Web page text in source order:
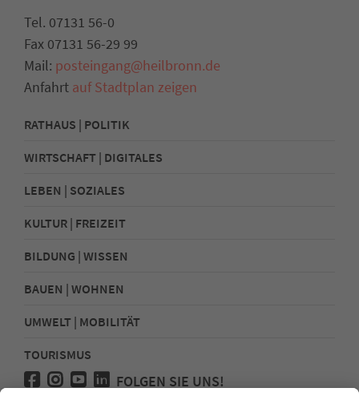
Tel. 07131 56-0
Fax 07131 56-29 99
Mail: posteingang@heilbronn.de
Anfahrt auf Stadtplan zeigen
RATHAUS | POLITIK
WIRTSCHAFT | DIGITALES
LEBEN | SOZIALES
KULTUR | FREIZEIT
BILDUNG | WISSEN
BAUEN | WOHNEN
UMWELT | MOBILITÄT
TOURISMUS
FOLGEN SIE UNS!